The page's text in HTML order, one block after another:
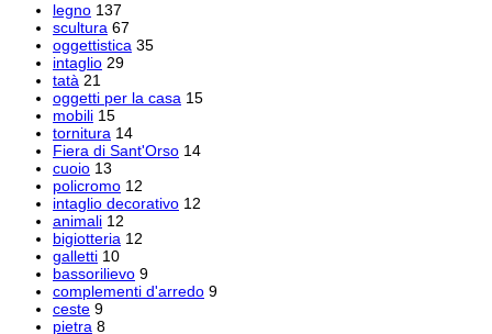
legno 137
scultura 67
oggettistica 35
intaglio 29
tatà 21
oggetti per la casa 15
mobili 15
tornitura 14
Fiera di Sant'Orso 14
cuoio 13
policromo 12
intaglio decorativo 12
animali 12
bigiotteria 12
galletti 10
bassorilievo 9
complementi d'arredo 9
ceste 9
pietra 8